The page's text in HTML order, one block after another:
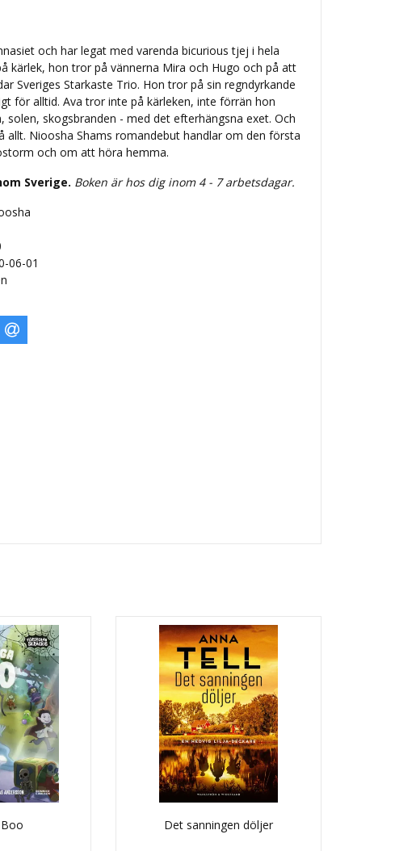
och har legat med varenda bicurious tjej i hela
kärlek, hon tror på vännerna Mira och Hugo och på att
Sveriges Starkaste Trio. Hon tror på sin regndyrkande
för alltid. Ava tror inte på kärleken, inte förrän hon
solen, skogsbranden - med det efterhängsna exet. Och
allt. Nioosha Shams romandebut handlar om den första
och om att höra hemma.
Sverige. Boken är hos dig inom 4 - 7 arbetsdagar.
06-01
Det sanningen döljer